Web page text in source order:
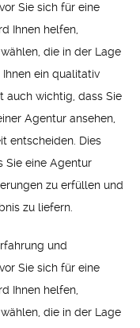
Sie sich für eine
Ihnen helfen,
die in der Lage
ein qualitativ
auch wichtig, dass Sie
Agentur ansehen,
entscheiden. Dies
Sie eine Agentur
zu erfüllen und
zu liefern.
und
Sie sich für eine
Ihnen helfen,
die in der Lage